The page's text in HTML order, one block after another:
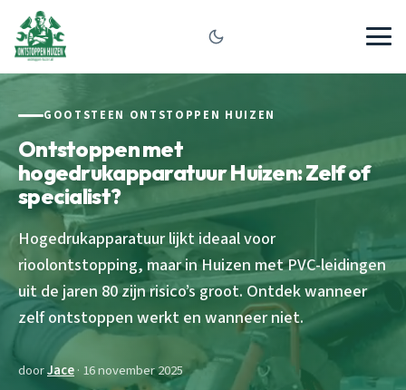
GOOTSTEEN ONTSTOPPEN HUIZEN
Ontstoppen met
hogedrukapparatuur Huizen: Zelf of
specialist?
Hogedrukapparatuur lijkt ideaal voor
rioolontstopping, maar in Huizen met PVC-leidingen
uit de jaren 80 zijn risico’s groot. Ontdek wanneer
zelf ontstoppen werkt en wanneer niet.
doorJace· 16 november 2025